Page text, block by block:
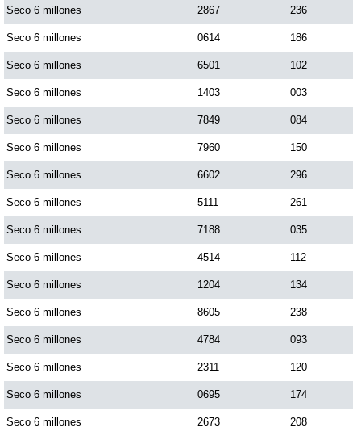
Seco 6 millones 2867 236
Seco 6 millones 0614 186
Seco 6 millones 6501 102
Seco 6 millones 1403 003
Seco 6 millones 7849 084
Seco 6 millones 7960 150
Seco 6 millones 6602 296
Seco 6 millones 5111 261
Seco 6 millones 7188 035
Seco 6 millones 4514 112
Seco 6 millones 1204 134
Seco 6 millones 8605 238
Seco 6 millones 4784 093
Seco 6 millones 2311 120
Seco 6 millones 0695 174
Seco 6 millones 2673 208